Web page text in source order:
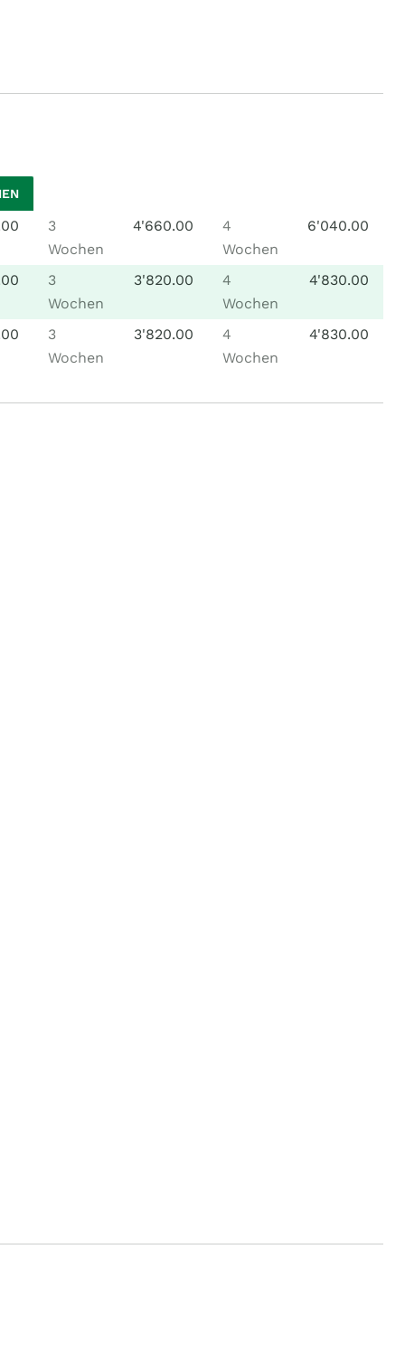
3
Wochen
4'660.00
4
Wochen
6'040.00
3
Wochen
3'820.00
4
Wochen
4'830.00
3
Wochen
3'820.00
4
Wochen
4'830.00